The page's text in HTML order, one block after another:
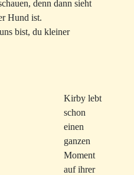
denn dann sieht
Hund ist.
bist, du kleiner
Kirby lebt
schon
einen
ganzen
Moment
auf ihrer